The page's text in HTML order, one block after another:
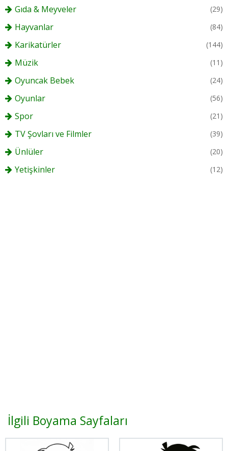
Gıda & Meyveler (29)
Hayvanlar (84)
Karikatürler (144)
Müzik (11)
Oyuncak Bebek (24)
Oyunlar (56)
Spor (21)
TV Şovları ve Filmler (39)
Ünlüler (20)
Yetişkinler (12)
İlgili Boyama Sayfaları